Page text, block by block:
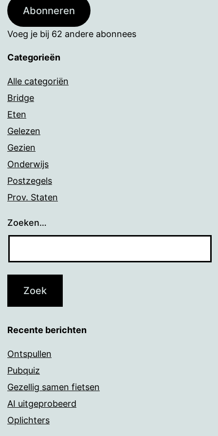
Abonneren
Voeg je bij 62 andere abonnees
Categorieën
Alle categoriën
Bridge
Eten
Gelezen
Gezien
Onderwijs
Postzegels
Prov. Staten
Zoeken…
Recente berichten
Ontspullen
Pubquiz
Gezellig samen fietsen
AI uitgeprobeerd
Oplichters